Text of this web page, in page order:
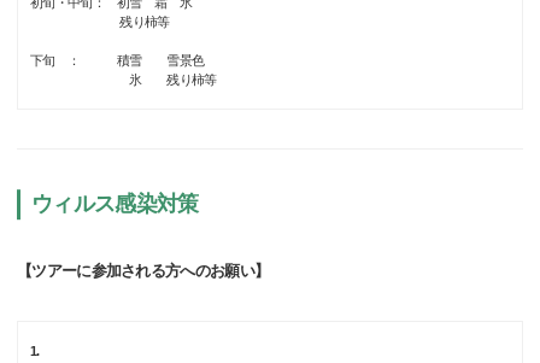
残り柿等
下旬 ： 積雪 雪景色
氷 残り柿等
ウィルス感染対策
【ツアーに参加される方へのお願い】
1.